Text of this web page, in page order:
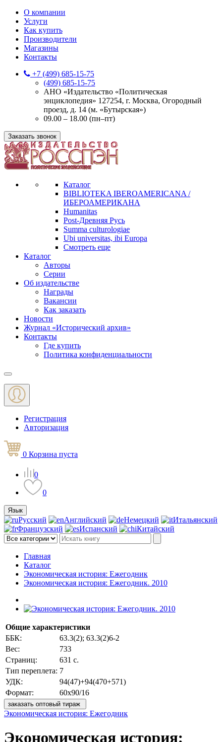
О компании
Услуги
Как купить
Производители
Магазины
Контакты
+7 (499) 685-15-75
(499) 685-15-75
АНО «Издательство «Политическая
энциклопедия» 127254, г. Москва, Огородный
проезд, д. 14 (м. «Бутырская»)
09.00 – 18.00 (пн–пт)
Заказать звонок
Каталог
BIBLIOTEKA IBEROAMERICANA /
ИБЕРОАМЕРИКАНА
Humanitas
Post-Древняя Русь
Summa culturologiae
Ubi universitas, ibi Europa
Смотреть еще
Каталог
Авторы
Серии
Об издательстве
Награды
Вакансии
Как заказать
Новости
Журнал «Исторический архив»‎
Контакты
Где купить
Политика конфиденциальности
Меню
Регистрация
Авторизация
0 Корзина пуста
0
0
Язык
Русский Английский Немецкий
Итальянский
Французский
Испанский Китайский
Главная
Каталог
Экономическая история: Ежегодник
Экономическая история: Ежегодник. 2010
Общие характеристики
ББК:
63.3(2); 63.3(2)6-2
Вес:
733
Страниц:
631 с.
Тип переплета: 7
УДК:
94(47)+94(470+571)
Формат:
60x90/16
заказать оптовый тираж
Экономическая история: Ежегодник
Экономическая история: